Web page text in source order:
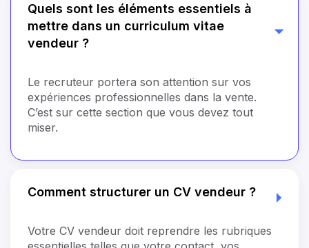
Quels sont les éléments essentiels à
mettre dans un curriculum vitae
vendeur ?
Le recruteur portera son attention sur vos
expériences professionnelles dans la vente.
C’est sur cette section que vous devez tout
miser.
Comment structurer un CV vendeur ?
Votre CV vendeur doit reprendre les rubriques